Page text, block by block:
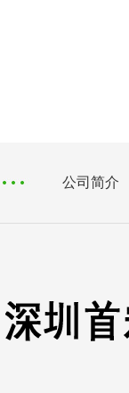
公司简介